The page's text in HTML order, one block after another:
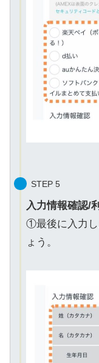
STEP 5
入力情報確認/
①最後に入力し
ょう。